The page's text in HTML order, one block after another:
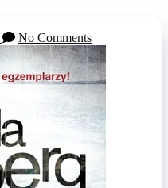
No Comments